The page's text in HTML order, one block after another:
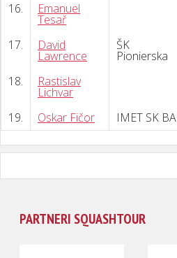
16. Emanuel
Tesař
17. David
Lawrence
ŠK
Pionierska
18. Rastislav
Lichvar
19. Oskar Fičor IMET SK BA
PARTNERI SQUASHTOUR